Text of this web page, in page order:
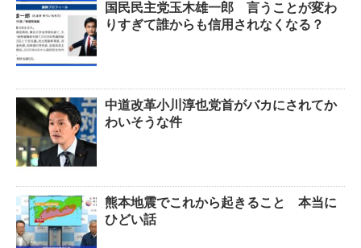
国民民主党玉木雄一郎 言うことが変わ
りすぎて誰からも信用されなくなる？
中道改革小川淳也党首がバカにされてか
わいそうな件
熊本地震でこれから起きること 本当に
ひどい話